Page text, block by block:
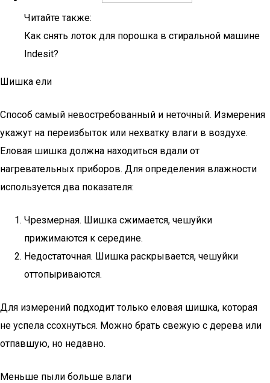
Читайте также:
Как снять лоток для порошка в стиральной машине
Indesit?
Шишка ели
Способ самый невостребованный и неточный. Измерения
укажут на переизбыток или нехватку влаги в воздухе.
Еловая шишка должна находиться вдали от
нагревательных приборов. Для определения влажности
используется два показателя:
Чрезмерная. Шишка сжимается, чешуйки
прижимаются к середине.
Недостаточная. Шишка раскрывается, чешуйки
оттопыриваются.
Для измерений подходит только еловая шишка, которая
не успела ссохнуться. Можно брать свежую с дерева или
отпавшую, но недавно.
Меньше пыли больше влаги